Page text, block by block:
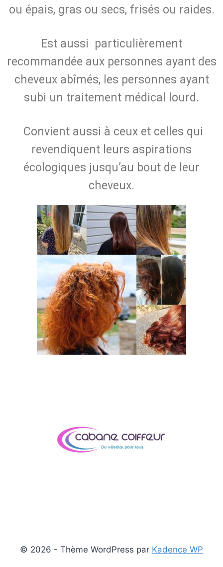
ou épais, gras ou secs, frisés ou raides.
Est aussi particulièrement
recommandée aux personnes ayant des
cheveux abîmés, les personnes ayant
subi un traitement médical lourd.
Convient aussi à ceux et celles qui
revendiquent leurs aspirations
écologiques jusqu’au bout de leur
cheveux.
© 2026 - Thème WordPress par Kadence WP